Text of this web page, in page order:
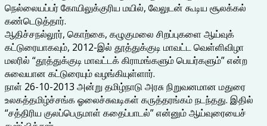
நெல்லையப்பர் கோயிலுக்குரிய மயில், வேலுடன் கூடிய சூலக்கல்
கண்டெடுத்தார்.
ஆதிச்சநல்லூர், கொற்கை, கழுகுமலை சிறப்புகளை ஆய்வுக்
கட்டுரையாகவும், 2012-இல் தூத்துக்குடி மாவட்ட வெள்ளிவிழா
மலரில் “தூத்துக்குடி மாவட்டக் கிராமங்களும் பெயர்களும்” என்ற
சுவையான கட்டுரையும் வழங்கியுள்ளார்.
நாள் 26-10-2013 அன்று தமிழ்நாடு அரசு நிறுவனமான மதுரை
உலகத்தமிழ்ச்சங்க ஓலைச்சுவடிகள் கருத்தரங்கம் நடந்தது. இதில்
“சத்திரிய குலப்பெருமாள் கதைப்பாடல்” என்னும் ஆய்வுரையைச்